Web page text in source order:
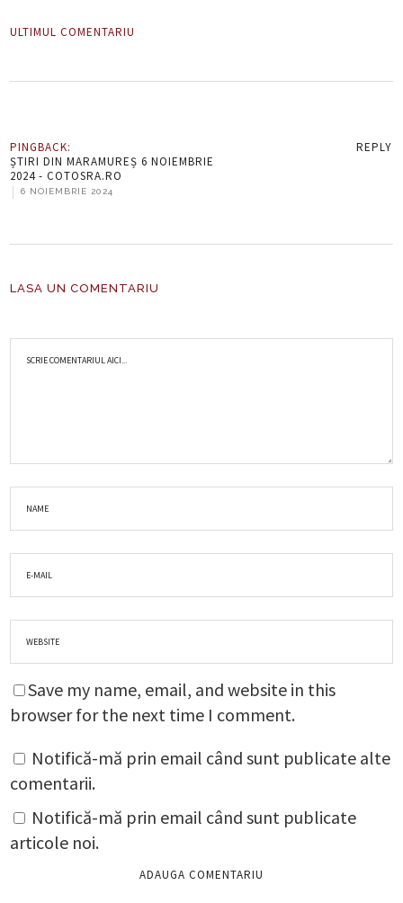
ULTIMUL COMENTARIU
PINGBACK:
ȘTIRI DIN MARAMUREȘ 6 NOIEMBRIE
2024 - COTOSRA.RO
|
6 NOIEMBRIE 2024
REPLY
LASA UN COMENTARIU
Save my name, email, and website in this
browser for the next time I comment.
Notifică-mă prin email când sunt publicate alte
comentarii.
Notifică-mă prin email când sunt publicate
articole noi.